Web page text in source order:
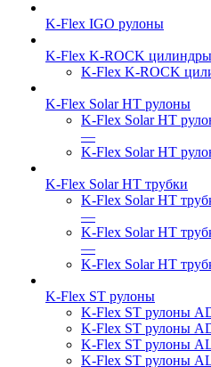
K-Flex IGO рулоны
K-Flex K-ROCK цилиндры
K-Flex K-ROCK
K-Flex Solar HT рулоны
K-Flex Solar HT
—
K-Flex Solar HT
K-Flex Solar HT трубки
K-Flex Solar HT
—
K-Flex Solar HT
—
K-Flex Solar HT
K-Flex ST рулоны
K-Flex ST рулоны
K-Flex ST рулоны
K-Flex ST рулоны
K-Flex ST рулоны